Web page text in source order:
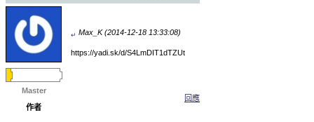
Master
作者
↵ Max_K (2014-12-18 13:33:08)
https://yadi.sk/d/S4LmDIT1dTZUt
回應